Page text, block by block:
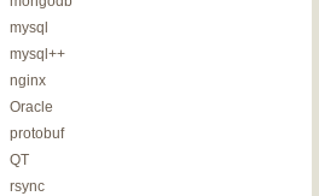
mysql
mysql++
nginx
Oracle
protobuf
QT
rsync